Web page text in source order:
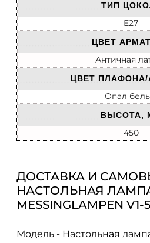
ТИП
E27
ЦВЕТ
Античная
ЦВЕТ
Опал
ВЫСОТА,
450
ДОСТАВКА И
НАСТОЛЬНАЯ ЛАМПА
MESSINGLAMPEN V1-
Модель - Настольная